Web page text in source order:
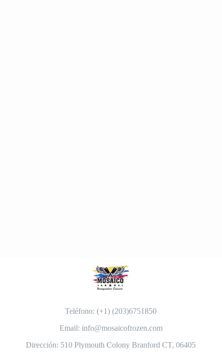
Teléfono: (+1) (203)6751850
Email: info@mosaicofrozen.com
Dirección: 510 Plymouth Colony Branford CT, 06405